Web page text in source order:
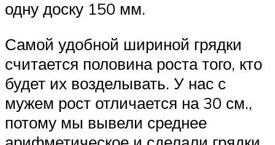
одну доску 150 мм.
Самой удобной шириной грядки
считается половина роста того, кто
будет их возделывать. У нас с
мужем рост отличается на 30 см.,
потому мы вывели среднее